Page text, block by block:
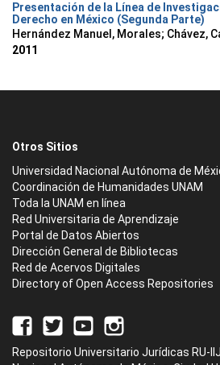
Presentación de la Línea de
Derecho en México (Segunda Parte)
Hernández Manuel, Morales; Chávez,
2011
Otros Sitios
Universidad Nacional Autónoma de
Coordinación de Humanidades UNAM
Toda la UNAM en línea
Red Universitaria de Aprendizaje
Portal de Datos Abiertos
Dirección General de Bibliotecas
Red de Acervos Digitales
Directory of Open Access Repositories
Repositorio Universitario Jurídicas RU-